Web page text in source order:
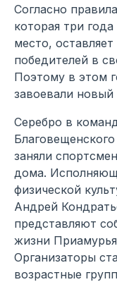
Согласно
которая три
место,
победителей в
Поэтому в этом
завоевали новый
Серебро в
заняли
дома.
физической
Андрей
представляют
жизни
Организаторы
возрастные